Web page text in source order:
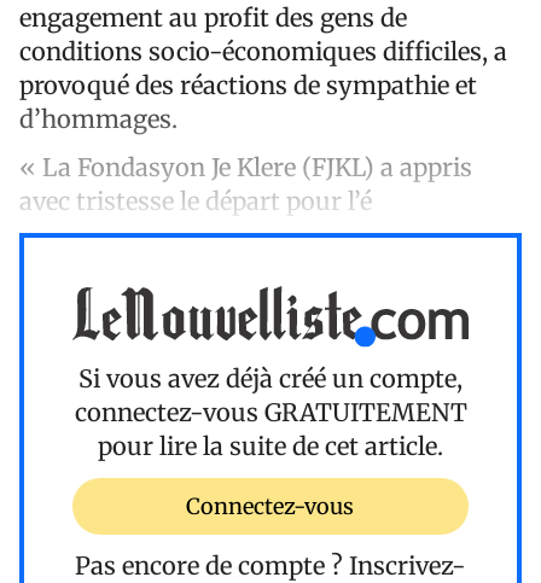
engagement au profit des gens de
conditions socio-économiques difficiles, a
provoqué des réactions de sympathie et
d’hommages.
« La Fondasyon Je Klere (FJKL) a appris
avec tristesse le départ pour l’é
Si vous avez déjà créé un compte,
connectez-vous GRATUITEMENT
pour lire la suite de cet article.
Connectez-vous
Pas encore de compte ? Inscrivez-